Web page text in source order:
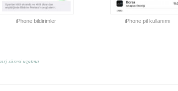
iPhone bildirimler iPhone pil kullanımı
süresi uzatma